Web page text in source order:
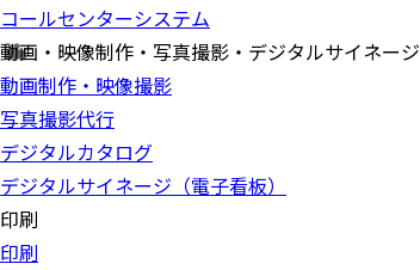
コールセンターシステム
動画・映像制作・写真撮影・デジタルサイネージ
動画制作・映像撮影
写真撮影代行
デジタルカタログ
デジタルサイネージ（電子看板）
印刷
印刷